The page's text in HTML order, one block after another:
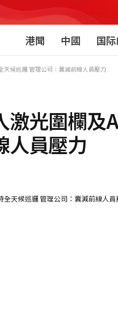
港聞 中國 国
天候巡邏 管理公司：冀減前線人員壓力
激光圍欄及
人員壓力